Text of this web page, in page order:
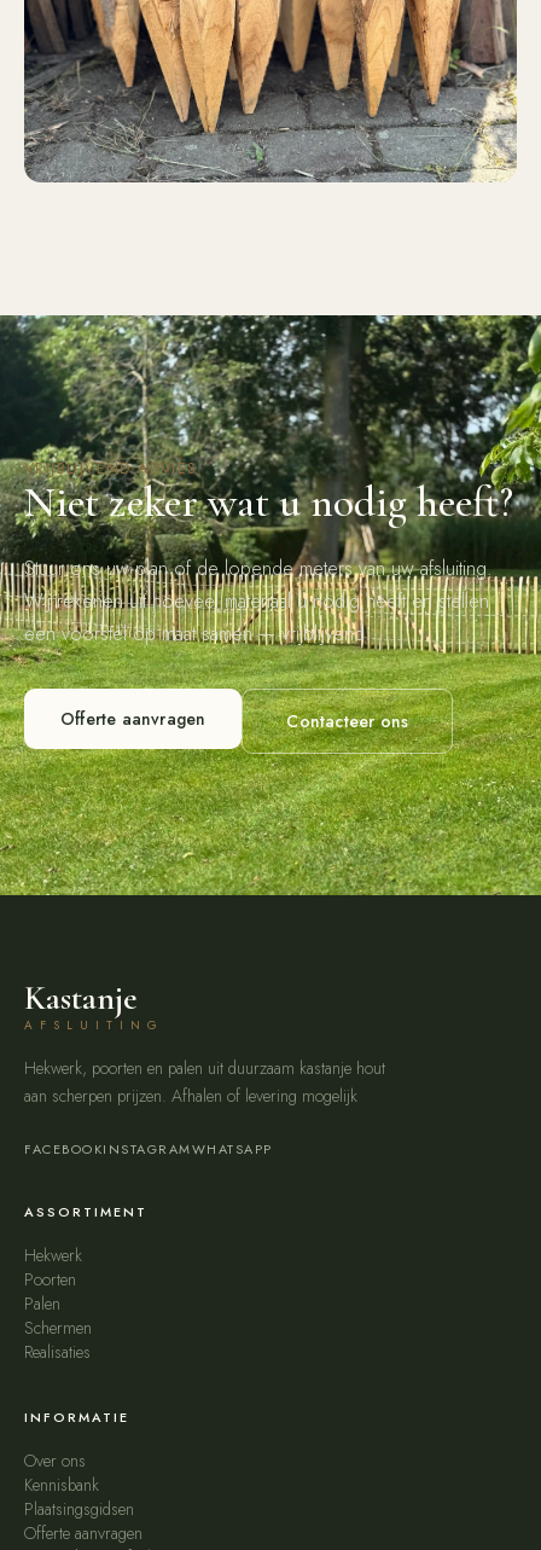
VRIJBLIJVEND ADVIES
Niet zeker wat u nodig heeft?
Stuur ons uw plan of de lopende meters van uw afsluiting.
Wij rekenen uit hoeveel materiaal u nodig heeft en stellen
een voorstel op maat samen — vrijblijvend.
Offerte aanvragen Contacteer ons
Kastanje
AFSLUITING
Hekwerk, poorten en palen uit duurzaam kastanje hout
aan scherpen prijzen. Afhalen of levering mogelijk
FACEBOOKINSTAGRAMWHATSAPP
ASSORTIMENT
Hekwerk
Poorten
Palen
Schermen
Realisaties
INFORMATIE
Over ons
Kennisbank
Plaatsingsgidsen
Offerte aanvragen